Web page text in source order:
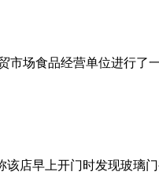
场食品经营单位进行了
店早上开门时发现玻璃